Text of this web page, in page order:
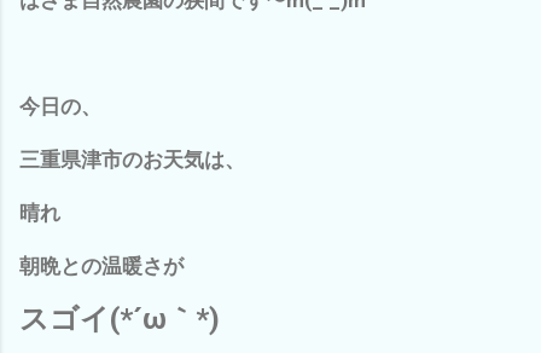
今日の、
三重県津市のお天気は、
晴れ
朝晩との温暖さが
スゴイ(*´ω｀*)